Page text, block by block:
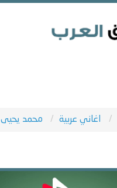
اغاني عربية محمد يحيى